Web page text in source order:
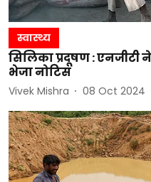
स्वास्थ्य
सिलिका प्रदूषण : एनजीटी
भेजा नोटिस
Vivek Mishra 08 Oct 2024